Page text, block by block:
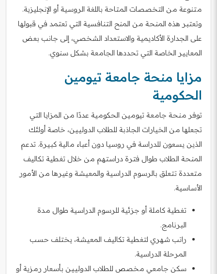
متنوعة من التخصصات المتاحة باللغة الروسية أو الإنجليزية.
وتعتبر هذه المنحة من المنح التنافسية التي تعتمد في قبولها
على الجدارة الأكاديمية والاستعداد الشخصي، إلى جانب بعض
المعايير الخاصة التي تحددها الجامعة بشكل سنوي.
مزايا منحة جامعة تيومين
الحكومية
توفر منحة جامعة تيومين الحكومية عددًا من المزايا التي
تجعلها من الخيارات الجاذبة للطلاب الدوليين، خاصة أولئك
الذين يسعون للدراسة في روسيا دون أعباء مالية كبيرة. تدعم
المنحة الطلاب طوال فترة دراستهم من خلال تغطية تكاليف
متعددة تتعلق بالرسوم الدراسية والمعيشة وغيرها من الأمور
الأساسية.
تغطية كاملة أو جزئية للرسوم الدراسية طوال مدة
البرنامج.
راتب شهري لتغطية تكاليف المعيشة، يختلف حسب
المرحلة الدراسية.
سكن جامعي مخصص للطلاب الدوليين بأسعار رمزية أو